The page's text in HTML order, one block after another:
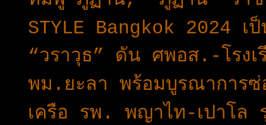
STYLE Bangkok 2024 เ
“วราวุธ” ดัน ศพอส.-โร
พม.ยะลา พร้อมบูรณาการ
เครือ รพ. พญาไท-เปาโล